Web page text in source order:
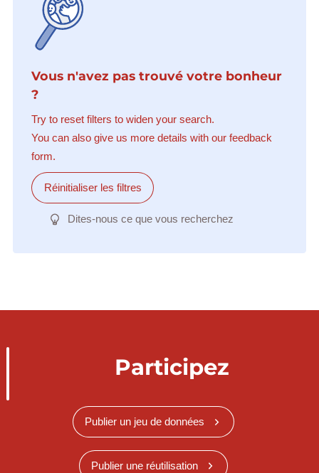
Vous n'avez pas trouvé votre bonheur
?
Try to reset filters to widen your search.
You can also give us more details with our feedback
form.
Réinitialiser les filtres
Dites-nous ce que vous recherchez
Participez
Publier un jeu de données
Publier une réutilisation